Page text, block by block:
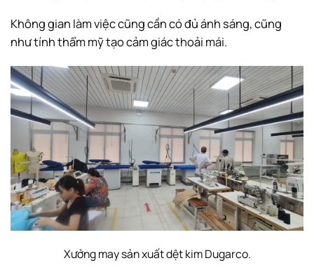
Không gian làm việc cũng cần có đủ ánh sáng, cũng
như tính thẩm mỹ tạo cảm giác thoải mái.
Xưởng may sản xuất dệt kim Dugarco.